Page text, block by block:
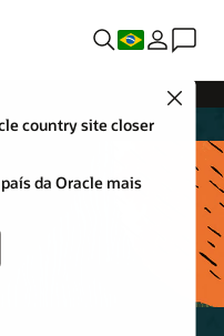
country site closer
da Oracle mais